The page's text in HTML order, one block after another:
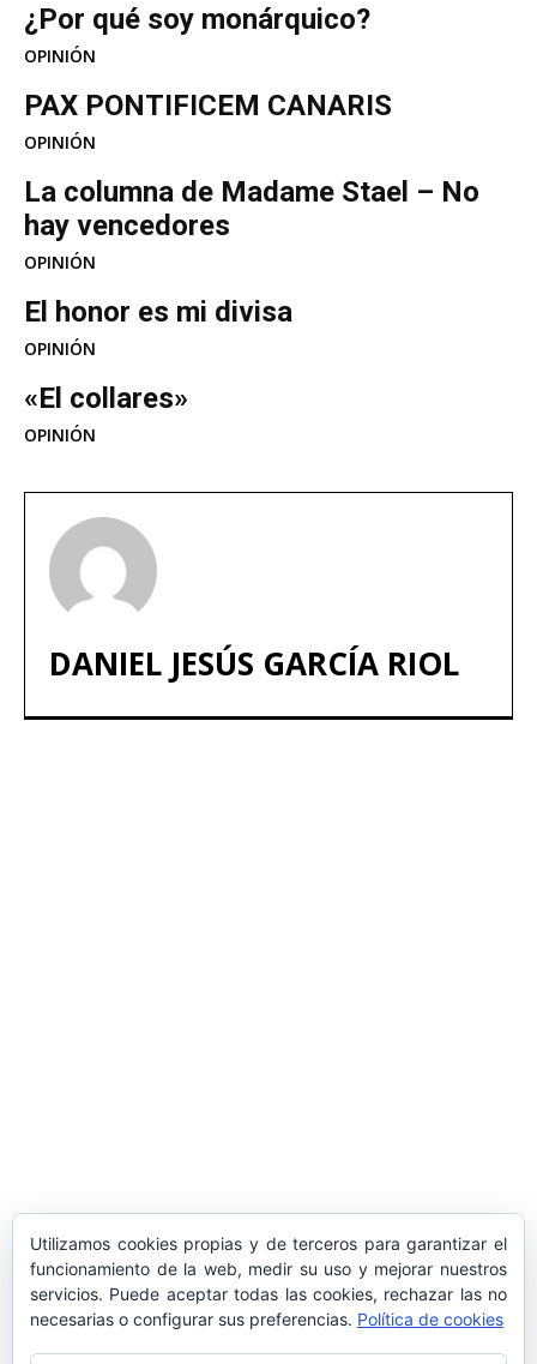
¿Por qué soy monárquico?
OPINIÓN
PAX PONTIFICEM CANARIS
OPINIÓN
La columna de Madame Stael – No
hay vencedores
OPINIÓN
El honor es mi divisa
OPINIÓN
«El collares»
OPINIÓN
DANIEL JESÚS GARCÍA RIOL
LA DELEGACIÓN DE TARRAGONA
ASISTE INVITADA A LA “CENA DE GALA
DE LAS CUATRO MARINAS”
Utilizamos cookies propias y de terceros para garantizar el
funcionamiento de la web, medir su uso y mejorar nuestros
servicios. Puede aceptar todas las cookies, rechazar las no
necesarias o configurar sus preferencias. Política de cookies